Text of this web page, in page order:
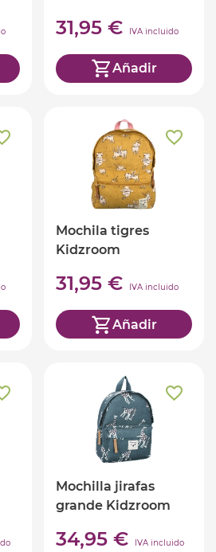
31,95 € IVA incluido
Añadir
Mochila tigres
Kidzroom
31,95 € IVA incluido
Añadir
Mochilla jirafas
grande Kidzroom
34,95 € IVA incluido